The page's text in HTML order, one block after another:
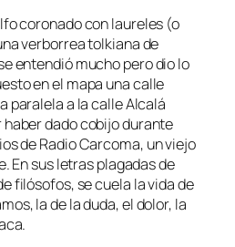
coronado con laureles (o
verborrea tolkiana de
entendió mucho pero dio lo
en el mapa una calle
paralela a la calle Alcalá
dado cobijo durante
de Radio Carcoma, un viejo
En sus letras plagadas de
filósofos, se cuela la vida de
la de la duda, el dolor, la